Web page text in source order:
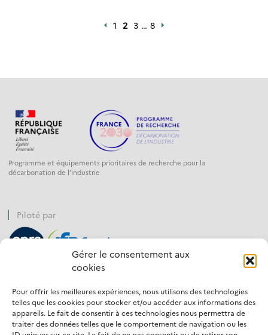
Gérer le consentement aux
cookies
Pour offrir les meilleures expériences, nous utilisons des technologies
telles que les cookies pour stocker et/ou accéder aux informations des
appareils. Le fait de consentir à ces technologies nous permettra de
traiter des données telles que le comportement de navigation ou les
1 2 3 … 8
Programme et équipements prioritaires de recherche pour la
décarbonation de l’industrie
Piloté par